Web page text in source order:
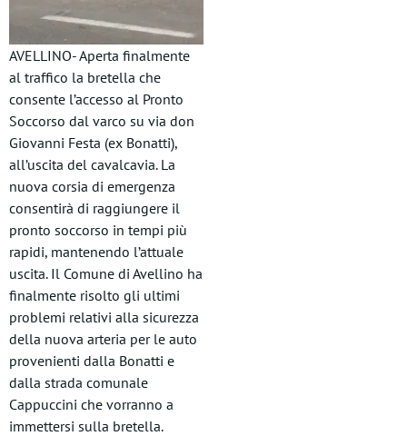
AVELLINO- Aperta finalmente
al traffico la bretella che
consente l’accesso al Pronto
Soccorso dal varco su via don
Giovanni Festa (ex Bonatti),
all’uscita del cavalcavia. La
nuova corsia di emergenza
consentirà di raggiungere il
pronto soccorso in tempi più
rapidi, mantenendo l’attuale
uscita. Il Comune di Avellino ha
finalmente risolto gli ultimi
problemi relativi alla sicurezza
della nuova arteria per le auto
provenienti dalla Bonatti e
dalla strada comunale
Cappuccini che vorranno a
immettersi sulla bretella.